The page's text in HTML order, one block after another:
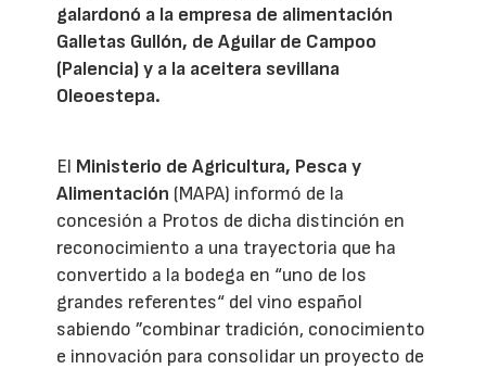
galardonó a la empresa de alimentación
Galletas Gullón, de Aguilar de Campoo
(Palencia) y a la aceitera sevillana
Oleoestepa.
El Ministerio de Agricultura, Pesca y
Alimentación (MAPA) informó de la
concesión a Protos de dicha distinción en
reconocimiento a una trayectoria que ha
convertido a la bodega en “uno de los
grandes referentes“ del vino español
sabiendo ”combinar tradición, conocimiento
e innovación para consolidar un proyecto de